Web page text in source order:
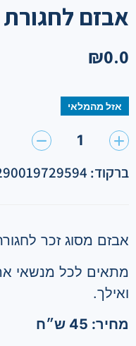
אבזם לחגורת
₪0.0
אזל מהמלאי
1
ברקוד: 7290019729594
אבזם מסוג זכר
ואילך.
מחיר: 45 ש״ח